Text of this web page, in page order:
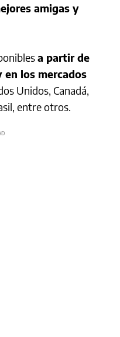
amigas y
a partir de
los mercados
Unidos, Canadá,
entre otros.